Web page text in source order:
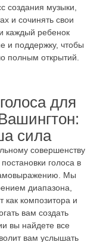
создания музыки,
и сочинять свои
каждый ребенок
и поддержку, чтобы
полным открытий.
для
сила
совершенству
голоса в
Мы
диапазона,
композитора и
вам создать
вы найдете все
вам услышать